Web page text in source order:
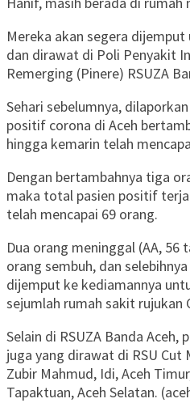
Mereka akan segera
dan dirawat di Poli Penyakit
Remerging (Pinere) RSUZA
Sehari sebelumnya,
positif corona di Aceh
hingga kemarin telah
Dengan bertambahnya tiga
maka total pasien positif
telah mencapai 69 orang.
Dua orang meninggal (AA, 56
orang sembuh, dan
dijemput ke kediamannya
sejumlah rumah sakit rujukan
Selain di RSUZA Banda Aceh,
juga yang dirawat di RSU Cut
Zubir Mahmud, Idi, Aceh
Tapaktuan, Aceh Selatan.